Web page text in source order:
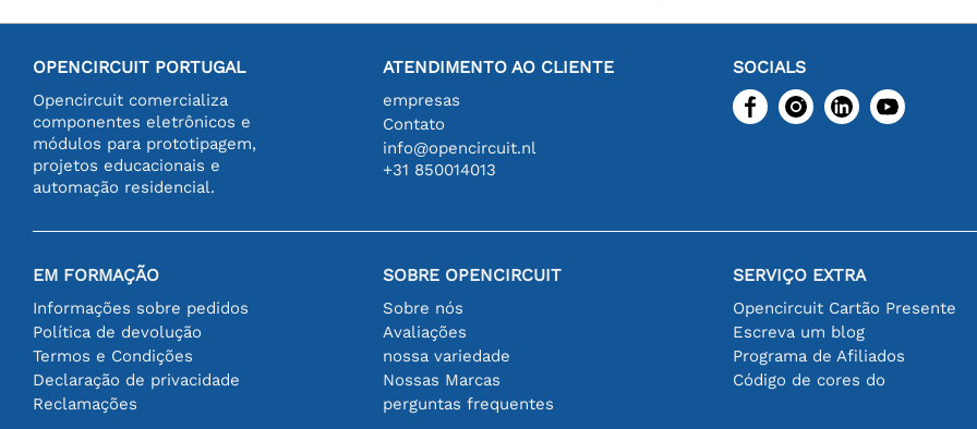
OPENCIRCUIT PORTUGAL
Opencircuit comercializa
componentes eletrônicos e
módulos para prototipagem,
projetos educacionais e
automação residencial.
ATENDIMENTO AO CLIENTE
empresas
Contato
info@opencircuit.nl
+31 850014013
SOCIALS
EM FORMAÇÃO
Informações sobre pedidos
Política de devolução
Termos e Condições
Declaração de privacidade
Reclamações
SOBRE OPENCIRCUIT
Sobre nós
Avaliações
nossa variedade
Nossas Marcas
perguntas frequentes
SERVIÇO EXTRA
Opencircuit Cartão Presente
Escreva um blog
Programa de Afiliados
Código de cores do